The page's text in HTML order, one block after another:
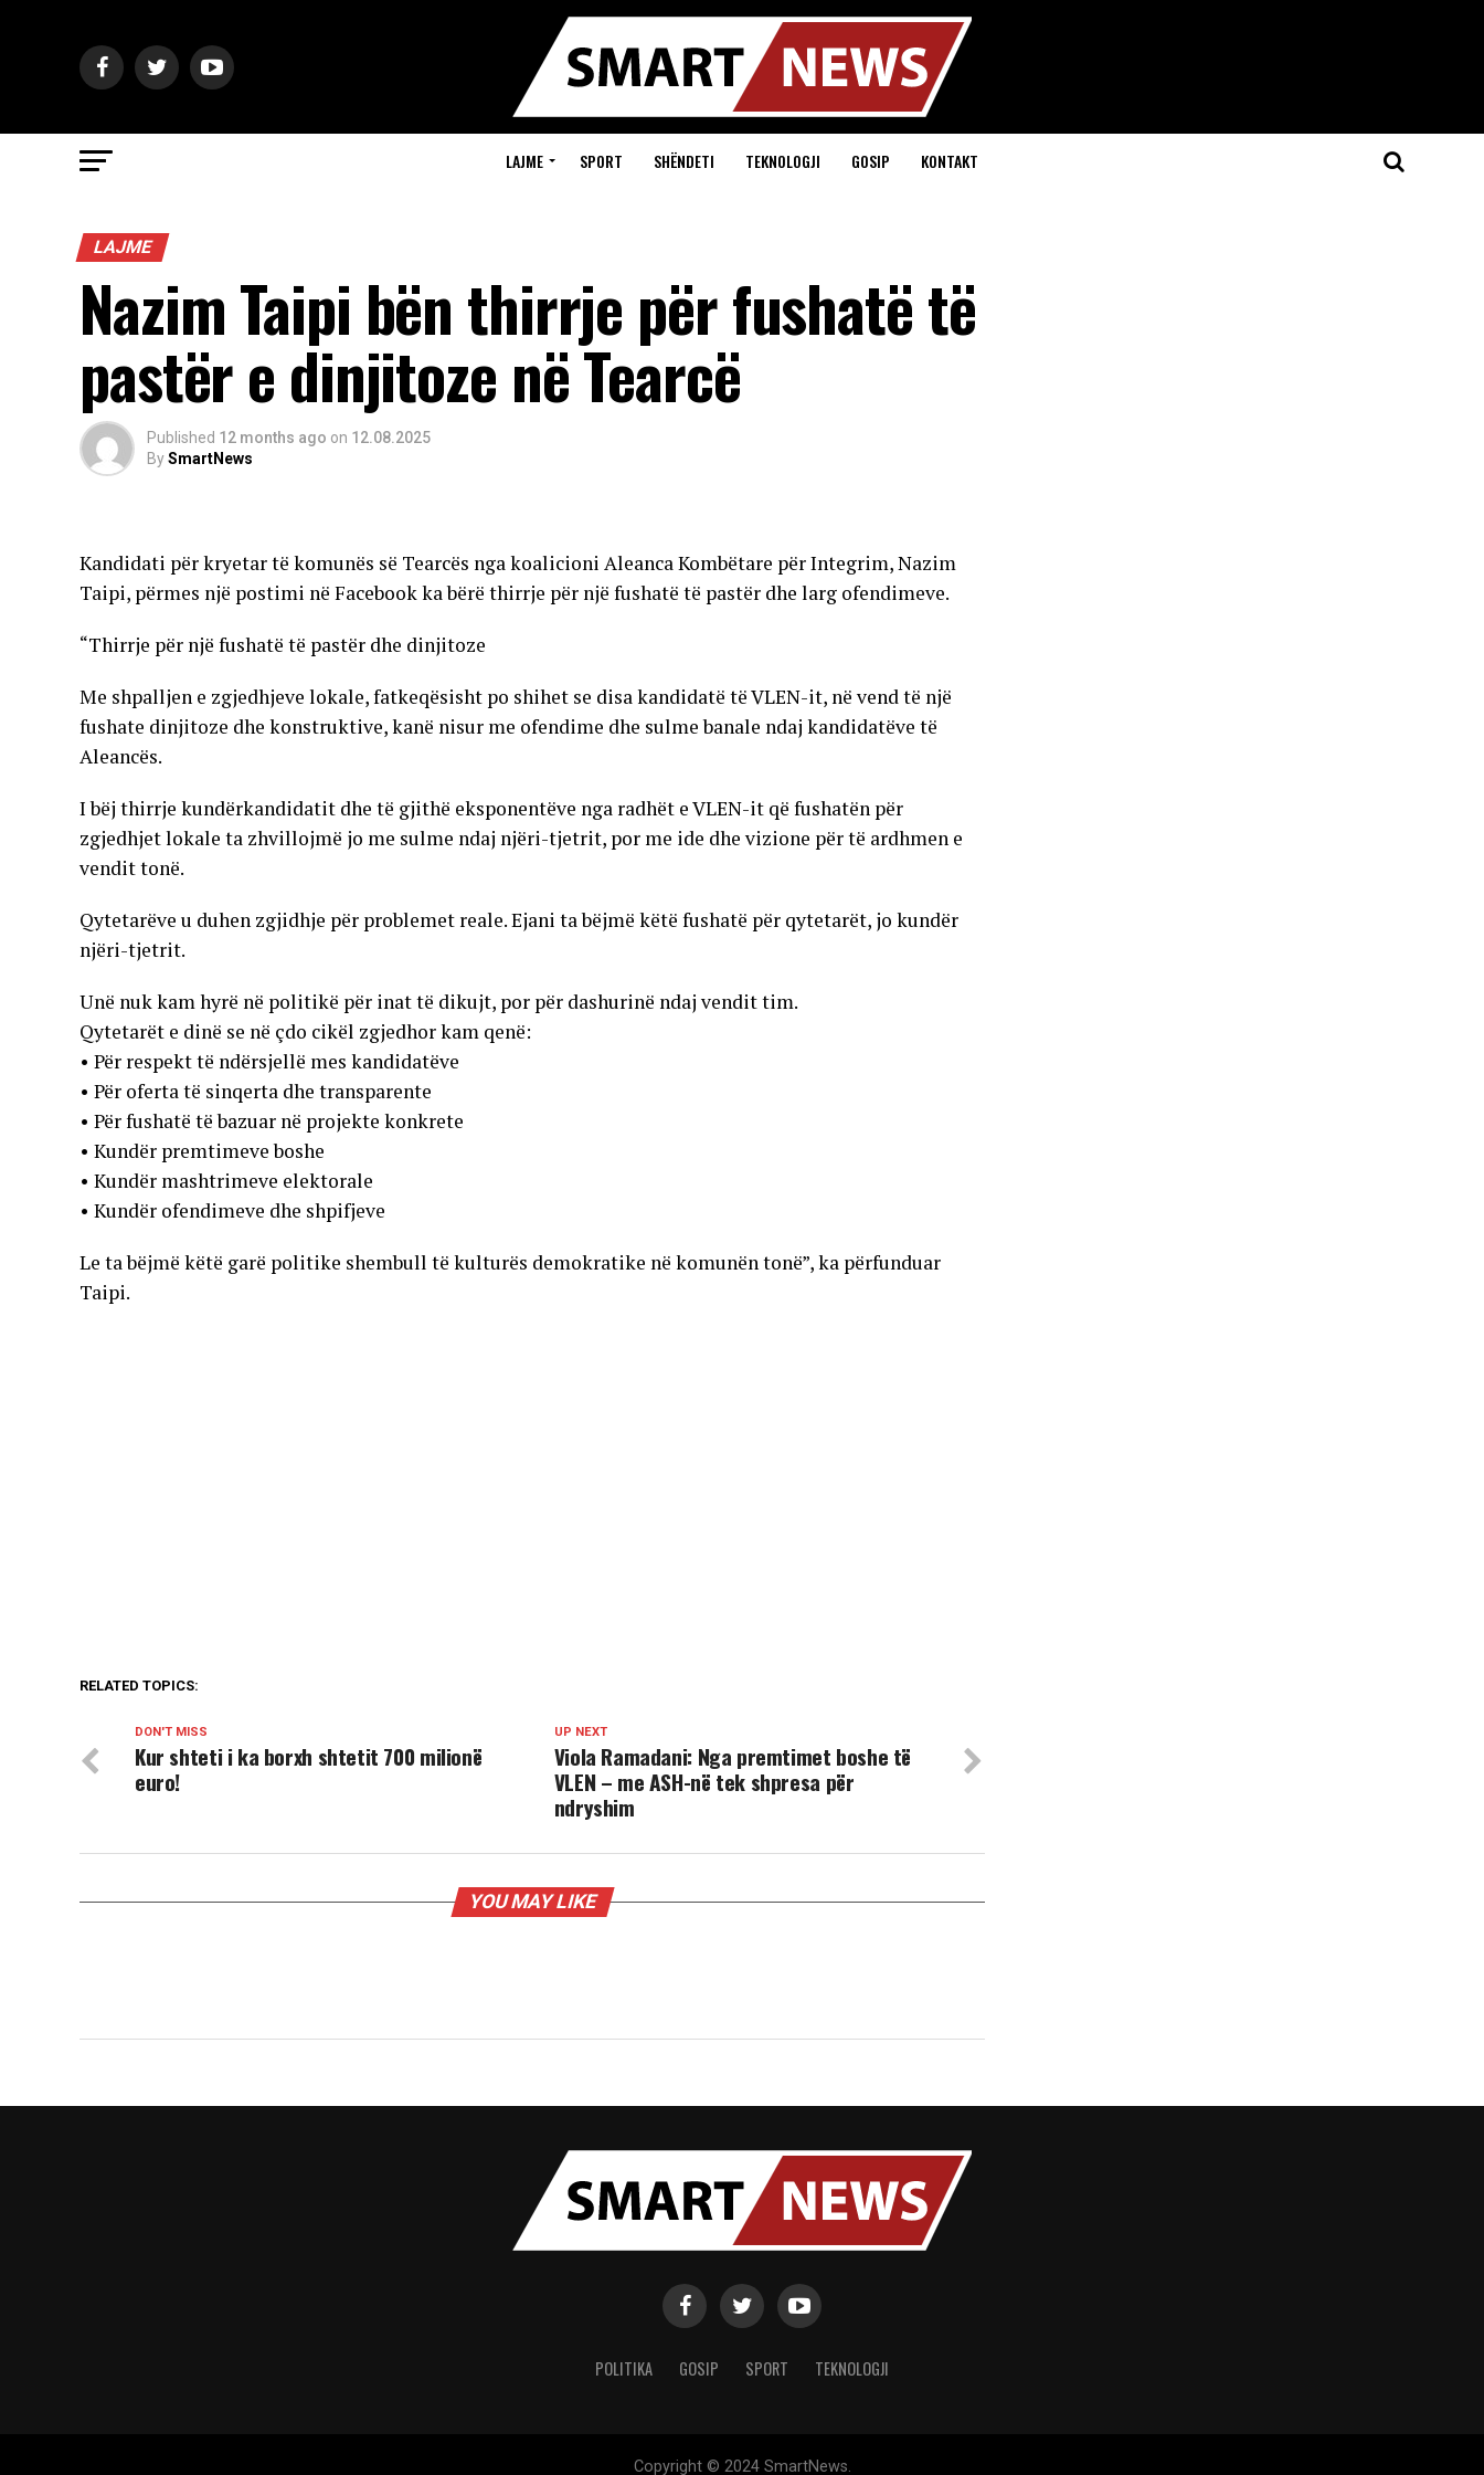
LAJME SPORT SHËNDETI TEKNOLOGJI GOSIP KONTAKT
LAJME
Nazim Taipi bën thirrje për fushatë të
pastër e dinjitoze në Tearcë
Published 12 months ago on 12.08.2025
BySmartNews
Kandidati për kryetar të komunës së Tearcës nga koalicioni Aleanca Kombëtare për Integrim, Nazim
Taipi, përmes një postimi në Facebook ka bërë thirrje për një fushatë të pastër dhe larg ofendimeve.
“Thirrje për një fushatë të pastër dhe dinjitoze
Me shpalljen e zgjedhjeve lokale, fatkeqësisht po shihet se disa kandidatë të VLEN-it, në vend të një
fushate dinjitoze dhe konstruktive, kanë nisur me ofendime dhe sulme banale ndaj kandidatëve të
Aleancës.
I bëj thirrje kundërkandidatit dhe të gjithë eksponentëve nga radhët e VLEN-it që fushatën për
zgjedhjet lokale ta zhvillojmë jo me sulme ndaj njëri-tjetrit, por me ide dhe vizione për të ardhmen e
vendit tonë.
Qytetarëve u duhen zgjidhje për problemet reale. Ejani ta bëjmë këtë fushatë për qytetarët, jo kundër
njëri-tjetrit.
Unë nuk kam hyrë në politikë për inat të dikujt, por për dashurinë ndaj vendit tim.
Qytetarët e dinë se në çdo cikël zgjedhor kam qenë:
• Për respekt të ndërsjellë mes kandidatëve
• Për oferta të sinqerta dhe transparente
• Për fushatë të bazuar në projekte konkrete
• Kundër premtimeve boshe
• Kundër mashtrimeve elektorale
• Kundër ofendimeve dhe shpifjeve
Le ta bëjmë këtë garë politike shembull të kulturës demokratike në komunën tonë”, ka përfunduar
Taipi.
RELATED TOPICS:
UP NEXT
Viola Ramadani: Nga premtimet boshe të
VLEN – me ASH-në tek shpresa për
ndryshim
DON'T MISS
Kur shteti i ka borxh shtetit 700 milionë
euro!
YOU MAY LIKE
POLITIKA GOSIP SPORT TEKNOLOGJI
Copyright © 2024 SmartNews.